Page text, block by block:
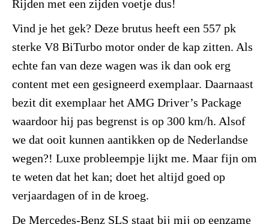
Rijden met een zijden voetje dus!
Vind je het gek? Deze brutus heeft een 557 pk
sterke V8 BiTurbo motor onder de kap zitten. Als
echte fan van deze wagen was ik dan ook erg
content met een gesigneerd exemplaar. Daarnaast
bezit dit exemplaar het AMG Driver’s Package
waardoor hij pas begrenst is op 300 km/h. Alsof
we dat ooit kunnen aantikken op de Nederlandse
wegen?! Luxe probleempje lijkt me. Maar fijn om
te weten dat het kan; doet het altijd goed op
verjaardagen of in de kroeg.
De Mercedes-Benz SLS staat bij mij op eenzame